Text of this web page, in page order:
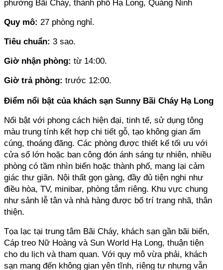
phường Bãi Cháy, thành phố Hạ Long, Quảng Ninh
Quy mô: 27 phòng nghỉ.
Tiêu chuẩn: 3 sao.
Giờ nhận phòng: từ 14:00.
Giờ trả phòng: trước 12:00.
Điểm nổi bật của khách sạn Sunny Bãi Cháy Hạ Long
Nổi bật với phong cách hiện đại, tinh tế, sử dụng tông
màu trung tính kết hợp chi tiết gỗ, tạo không gian ấm
cúng, thoáng đãng. Các phòng được thiết kế tối ưu với
cửa sổ lớn hoặc ban công đón ánh sáng tự nhiên, nhiều
phòng có tầm nhìn biển hoặc thành phố, mang lại cảm
giác thư giãn. Nội thất gọn gàng, đầy đủ tiện nghi như
điều hòa, TV, minibar, phòng tắm riêng. Khu vực chung
như sảnh lễ tân và nhà hàng được bố trí trang nhã, thân
thiện.
Tọa lạc tại trung tâm Bãi Cháy, khách sạn gần bãi biển,
Cáp treo Nữ Hoàng và Sun World Hạ Long, thuận tiện
cho du lịch và tham quan. Với quy mô vừa phải, khách
sạn mang đến không gian yên tĩnh, riêng tư nhưng vẫn